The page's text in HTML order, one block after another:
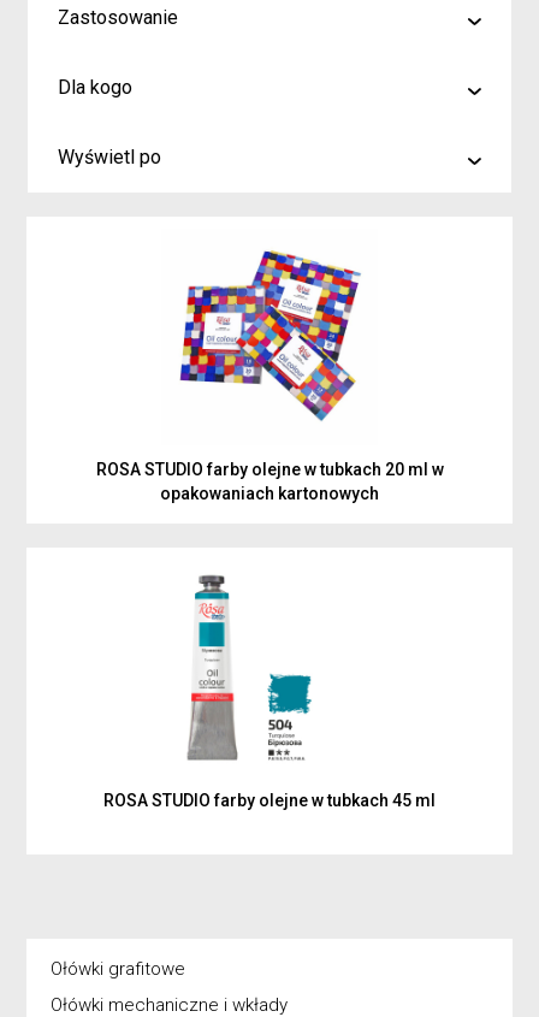
Zastosowanie
malowanie
kreślenie
Dla kogo
Artyści i profesjonaliści
Inspiracje dla rodziców i dzieci
Wyświetl po
ROSA STUDIO farby olejne w tubkach 20 ml w
opakowaniach kartonowych
ROSA STUDIO farby olejne w tubkach 45 ml
Ołówki grafitowe
Ołówki mechaniczne i wkłady